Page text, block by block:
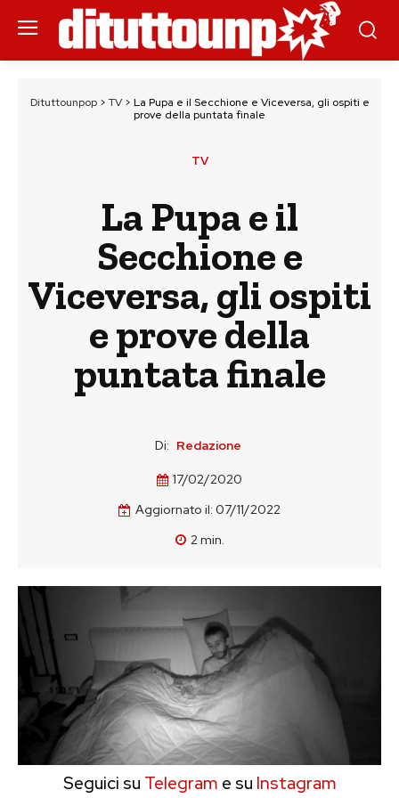
Dituttounpop> TV> La Pupa e il Secchione e Viceversa, gli ospiti e
prove della puntata finale
TV
La Pupa e il
Secchione e
Viceversa, gli ospiti
e prove della
puntata finale
Di: Redazione
17/02/2020
Aggiornato il: 07/11/2022
2min.
Seguici su Telegram e su Instagram